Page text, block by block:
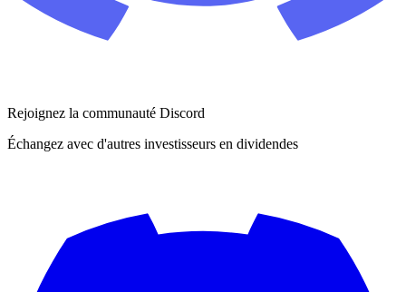
Rejoignez la communauté Discord
Échangez avec d'autres investisseurs en dividendes